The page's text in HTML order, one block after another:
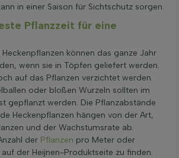
in einer Saison für Sichtschutz sorgen.
Pflanzzeit für eine
können das ganze Jahr
wenn sie in Töpfen geliefert werden.
auf das Pflanzen verzichtet werden.
oder bloßen Wurzeln sollten im
gepflanzt werden. Die Pflanzabstände
Heckenpflanzen hängen von der Art,
und der Wachstumsrate ab.
der Pflanzen pro Meter oder
der Heijnen-Produktseite zu finden.